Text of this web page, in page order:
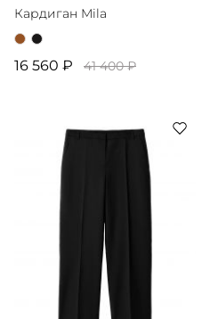
Кардиган Mila
16 560 ₽ 41 400 ₽